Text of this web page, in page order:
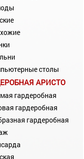
столы
АРИСТО
гардеробная
гардеробная
гардеробная